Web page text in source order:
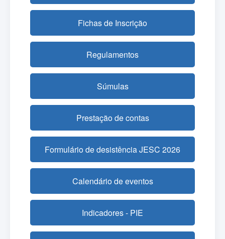
Fichas de Inscrição
Regulamentos
Súmulas
Prestação de contas
Formulário de desistência JESC 2026
Calendário de eventos
Indicadores - PIE